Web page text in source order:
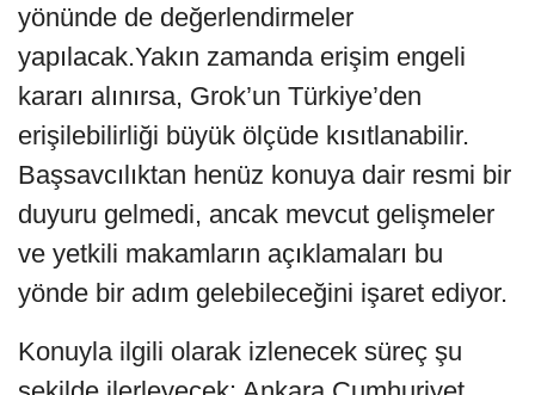
yönünde de değerlendirmeler
yapılacak.Yakın zamanda erişim engeli
kararı alınırsa, Grok’un Türkiye’den
erişilebilirliği büyük ölçüde kısıtlanabilir.
Başsavcılıktan henüz konuya dair resmi bir
duyuru gelmedi, ancak mevcut gelişmeler
ve yetkili makamların açıklamaları bu
yönde bir adım gelebileceğini işaret ediyor.
Konuyla ilgili olarak izlenecek süreç şu